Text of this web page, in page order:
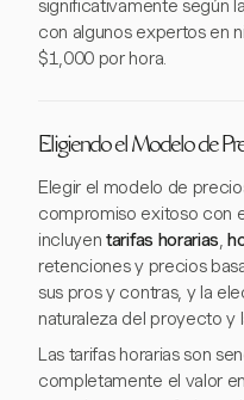
significativamente según
con algunos expertos en
$1,000 por hora.
Eligiendo el Modelo de
Elegir el modelo de
compromiso exitoso con
incluyentarifas horarias,
retenciones y precios
sus pros y contras, y la
naturaleza del proyecto y
Las tarifas horarias son
completamente el valor